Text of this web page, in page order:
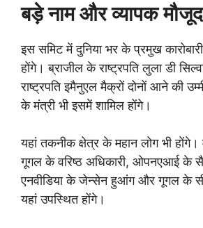
बड़े नाम और व्यापक
इस समिट में दुनिया भर के प्रमुख
होंगे। ब्राजील के राष्ट्रपति लुला डी
राष्ट्रपति इमैनुएल मैक्रों दोनों आने की
के मंत्री भी इसमें शामिल होंगे।
यहां तकनीक क्षेत्र के महान लोग भी
गूगल के वरिष्ठ अधिकारी, ओपनएआई के
एनवीडिया के जेन्सेन हुआंग और गूगल के
यहां उपस्थित होंगे।